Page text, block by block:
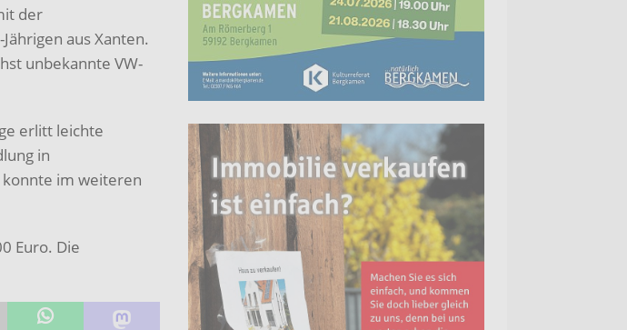
der
aus Xanten.
unbekannte VW-
erlitt leichte
in
konnte im weiteren
Euro. Die